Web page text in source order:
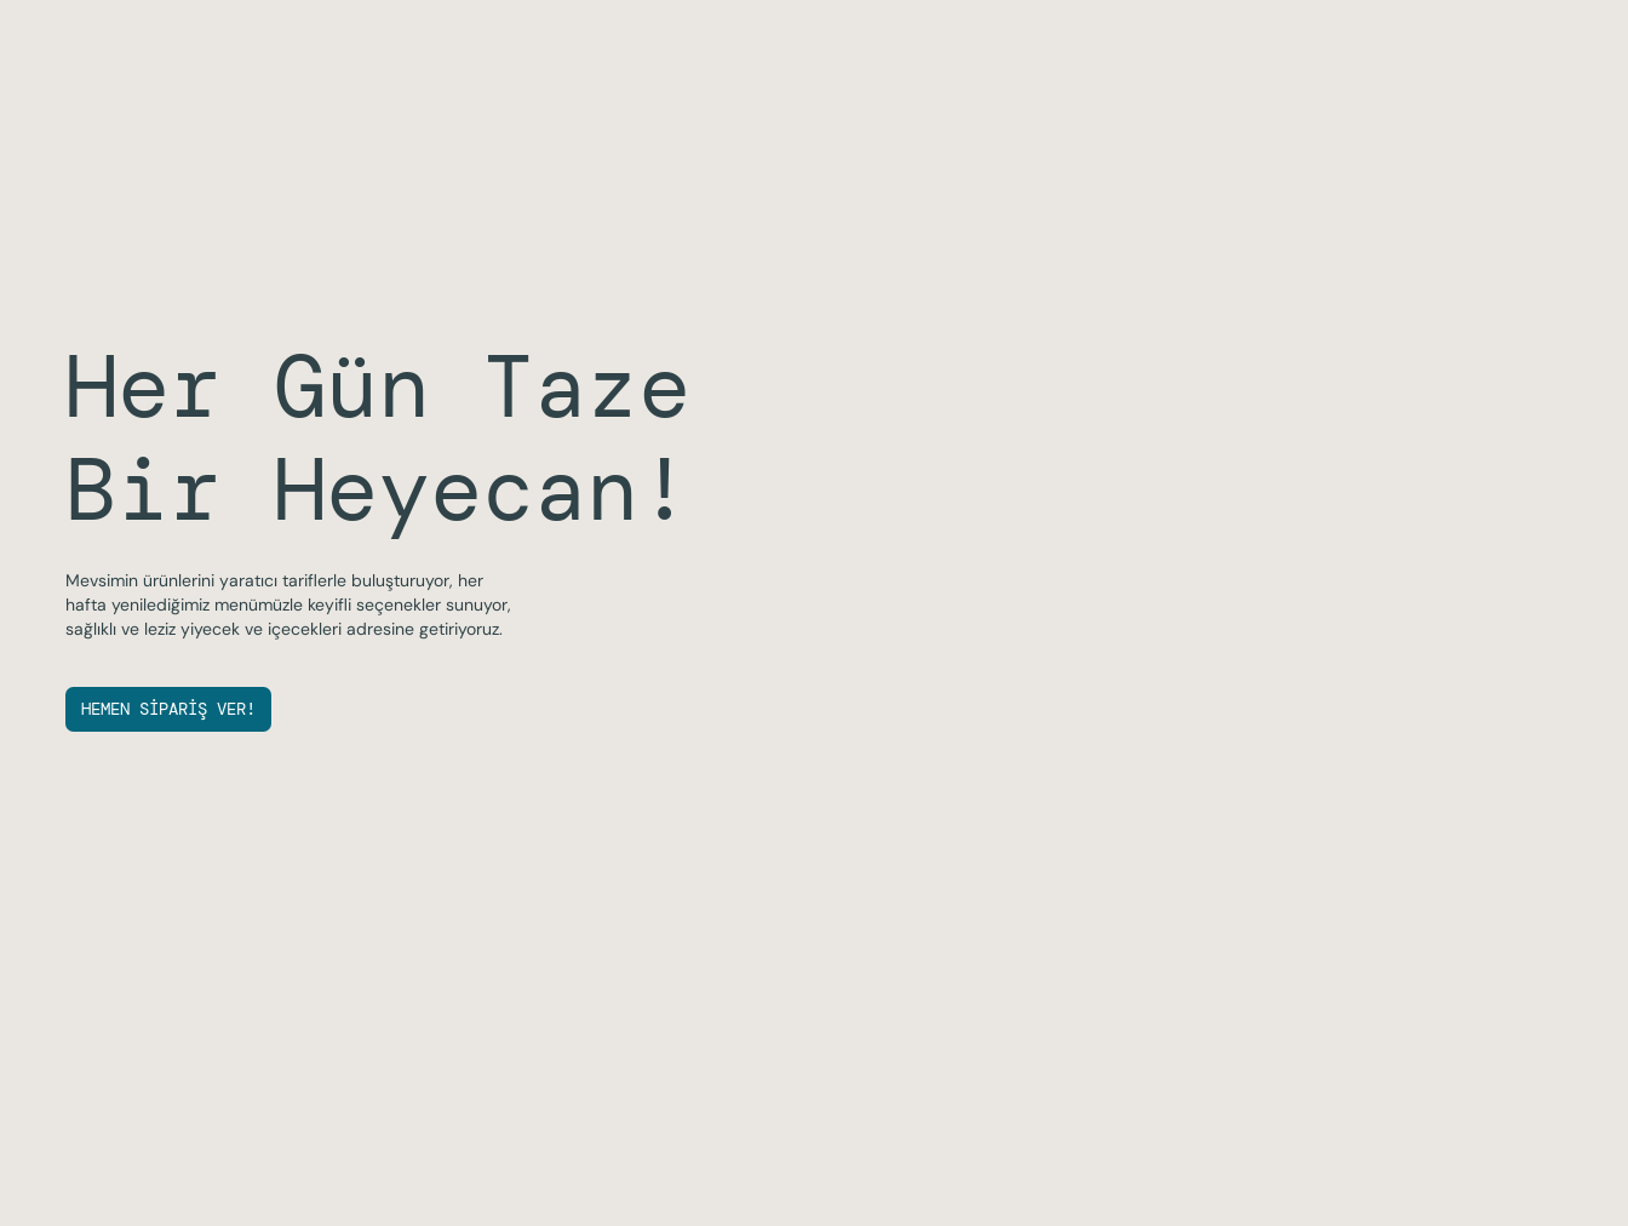
Her Gün Taze
Bir Heyecan!
Mevsimin ürünlerini yaratıcı tariflerle buluşturuyor, her
hafta yenilediğimiz menümüzle keyifli seçenekler sunuyor,
sağlıklı ve leziz yiyecek ve içecekleri adresine getiriyoruz.
HEMEN SİPARİŞ VER!